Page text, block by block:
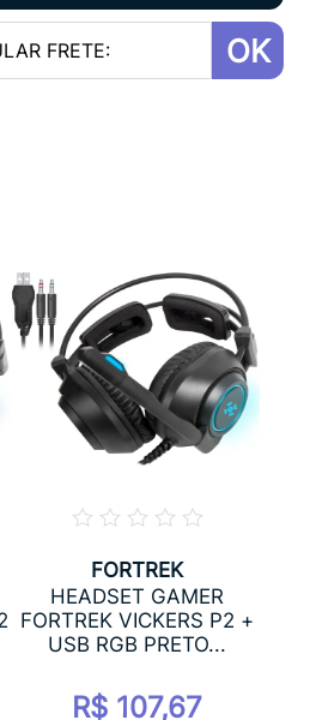
OK
FORTREK
HEADSET GAMER
FORTREK VICKERS P2 +
USB RGB PRETO...
R$ 107,67